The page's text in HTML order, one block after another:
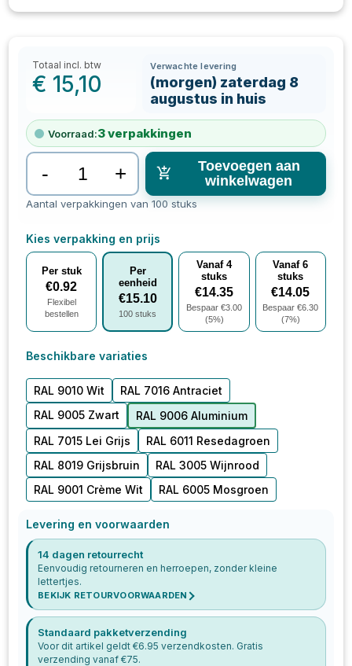
Totaal incl. btw
€ 15,10
Verwachte levering
(morgen) zaterdag 8
augustus in huis
Voorraad:3verpakkingen
- +
Toevoegen aan
winkelwagen
Aantal verpakkingen van 100 stuks
Kies verpakking en prijs
Per stuk
€0.92
Flexibel
bestellen
Per
eenheid
€15.10
100 stuks
Vanaf4
stuks
€14.35
Bespaar €3.00
(5%)
Vanaf6
stuks
€14.05
Bespaar €6.30
(7%)
Beschikbare variaties
RAL 9010 Wit
RAL 7016 Antraciet
RAL 9005 Zwart
RAL 9006 Aluminium
RAL 7015 Lei Grijs
RAL 6011 Resedagroen
RAL 8019 Grijsbruin
RAL 3005 Wijnrood
RAL 9001 Crème Wit
RAL 6005 Mosgroen
Levering en voorwaarden
14 dagen retourrecht
Eenvoudig retourneren en herroepen, zonder kleine
lettertjes.
BEKIJK RETOURVOORWAARDEN
Standaard pakketverzending
Voor dit artikel geldt €6.95 verzendkosten. Gratis
verzending vanaf €75.